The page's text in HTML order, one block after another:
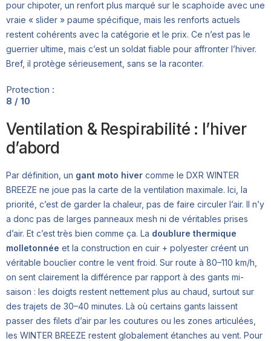
pour chipoter, un renfort plus marqué sur le scaphoïde avec une
vraie « slider » paume spécifique, mais les renforts actuels
restent cohérents avec la catégorie et le prix. Ce n’est pas le
guerrier ultime, mais c’est un soldat fiable pour affronter l’hiver.
Bref, il protège sérieusement, sans se la raconter.
Protection :
8 / 10
Ventilation & Respirabilité : l’hiver
d’abord
Par définition, un gant moto hiver comme le DXR WINTER
BREEZE ne joue pas la carte de la ventilation maximale. Ici, la
priorité, c’est de garder la chaleur, pas de faire circuler l’air. Il n’y
a donc pas de larges panneaux mesh ni de véritables prises
d’air. Et c’est très bien comme ça. La doublure thermique
molletonnée et la construction en cuir + polyester créent un
véritable bouclier contre le vent froid. Sur route à 80–110 km/h,
on sent clairement la différence par rapport à des gants mi-
saison : les doigts restent nettement plus au chaud, surtout sur
des trajets de 30–40 minutes. Là où certains gants laissent
passer des filets d’air par les coutures ou les zones articulées,
les WINTER BREEZE restent globalement étanches au vent. Pour